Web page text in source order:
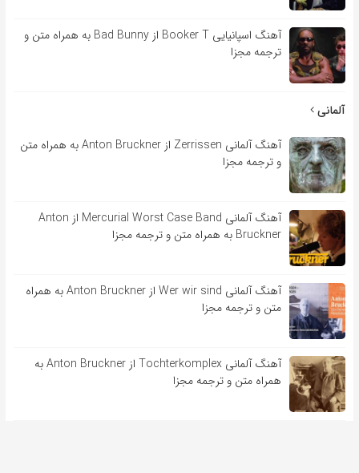
آهنگ اسپانیایی Booker T از Bad Bunny به همراه متن و
ترجمه مجزا
آلمانی
آهنگ آلمانی Zerrissen از Anton Bruckner به همراه متن
و ترجمه مجزا
آهنگ آلمانی Mercurial Worst Case Band از Anton
Bruckner به همراه متن و ترجمه مجزا
آهنگ آلمانی Wer wir sind از Anton Bruckner به همراه
متن و ترجمه مجزا
آهنگ آلمانی Tochterkomplex از Anton Bruckner به
همراه متن و ترجمه مجزا